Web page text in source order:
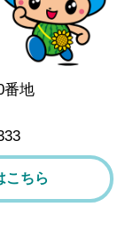
筑西市
番地
こちら